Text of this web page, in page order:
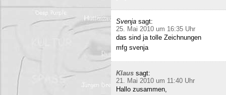
Svenja sagt:
25. Mai 2010 um 16:35 Uhr
das sind ja tolle Zeichnungen
mfg svenja
Klaus sagt:
21. Mai 2010 um 11:40 Uhr
Hallo zusammen,